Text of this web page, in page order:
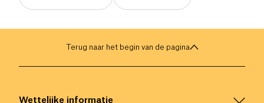
Terug naar het begin van de pagina
Wettelijke informatie